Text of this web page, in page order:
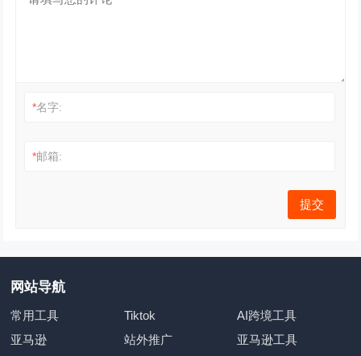
*名字:
*邮箱:
网站导航
常用工具 Tiktok
AI跨境工具
亚马逊
站外推广
亚马逊工具